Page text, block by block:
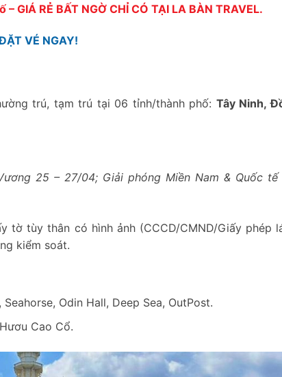
GIÁ RẺ BẤT NGỜ CHỈ CÓ TẠI LA BÀN TRAVEL.
VÉ NGAY!
trú, tạm trú tại 06 tỉnh/thành phố: Tây Ninh,
25 – 27/04; Giải phóng Miền Nam & Quốc tế
tờ tùy thân có hình ảnh (CCCD/CMND/Giấy phép
kiểm soát.
Odin Hall, Deep Sea, OutPost.
Cao Cổ.